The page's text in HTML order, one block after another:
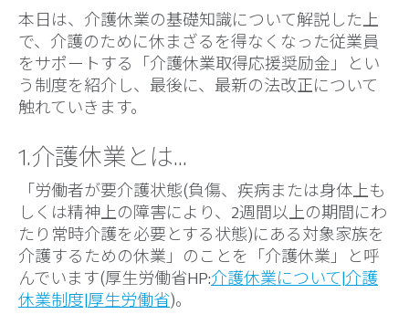
本日は、介護休業の基礎知識について解説した上
で、介護のために休まざるを得なくなった従業員
をサポートする「介護休業取得応援奨励金」とい
う制度を紹介し、最後に、最新の法改正について
触れていきます。
1.介護休業とは…
「労働者が要介護状態(負傷、疾病または身体上も
しくは精神上の障害により、2週間以上の期間にわ
たり常時介護を必要とする状態)にある対象家族を
介護するための休業」のことを「介護休業」と呼
んでいます(厚生労働省HP:介護休業について|介護
休業制度|厚生労働省)。